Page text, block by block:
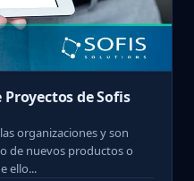
de Sofis
organizaciones y son
de nuevos productos o
ello...